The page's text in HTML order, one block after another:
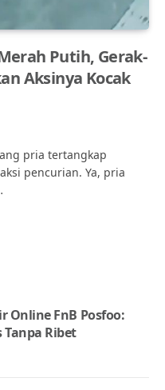
Putih, Gerak-
Aksinya Kocak
pria tertangkap
pencurian. Ya, pria
Online FnB Posfoo:
Tanpa Ribet